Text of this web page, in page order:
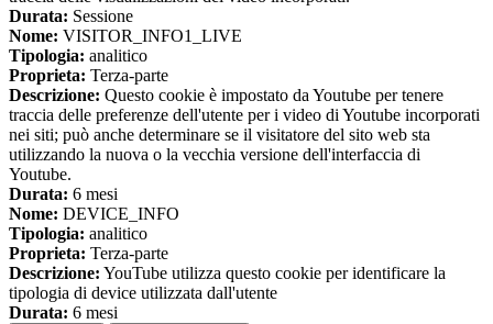
Durata: Sessione
Nome: VISITOR_INFO1_LIVE
Tipologia: analitico
Proprieta: Terza-parte
Descrizione: Questo cookie è impostato da Youtube per tenere
traccia delle preferenze dell'utente per i video di Youtube incorporati
nei siti; può anche determinare se il visitatore del sito web sta
utilizzando la nuova o la vecchia versione dell'interfaccia di
Youtube.
Durata: 6 mesi
Nome: DEVICE_INFO
Tipologia: analitico
Proprieta: Terza-parte
Descrizione: YouTube utilizza questo cookie per identificare la
tipologia di device utilizzata dall'utente
Durata: 6 mesi